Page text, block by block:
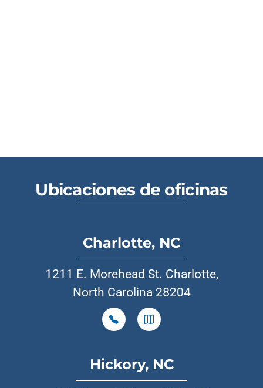
Ubicaciones de oficinas
Charlotte, NC
1211 E. Morehead St. Charlotte,
North Carolina 28204
Hickory, NC